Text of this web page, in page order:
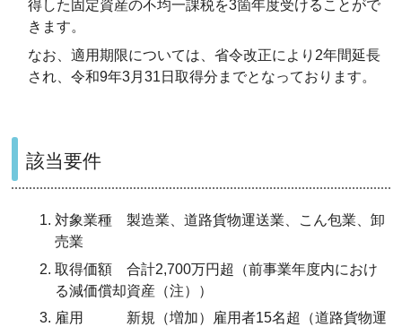
得した固定資産の不均一課税を3箇年度受けることがで
きます。
なお、適用期限については、省令改正により2年間延長
され、令和9年3月31日取得分までとなっております。
該当要件
対象業種 製造業、道路貨物運送業、こん包業、卸
売業
取得価額 合計2,700万円超（前事業年度内におけ
る減価償却資産（注） ）
雇用 新規（増加）雇用者15名超（道路貨物運